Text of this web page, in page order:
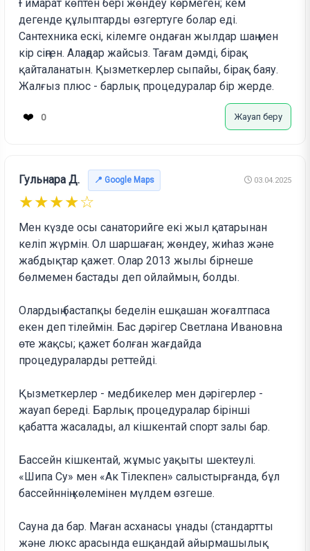
Ғимарат көптен бері жөндеу көрмеген; кем
дегенде құлыптарды өзгертуге болар еді.
Сантехника ескі, кілемге ондаған жылдар шаң мен
кір сіңген. Алаңдар жайсыз. Тағам дәмді, бірақ
қайталанатын. Қызметкерлер сыпайы, бірақ баяу.
Жалғыз плюс - барлық процедуралар бір жерде.
❤️ 0 Жауап беру
Гульнара Д. 📍 Google Maps 03.04.2025
★★★★☆
Мен күзде осы санаторийге екі жыл қатарынан
келіп жүрмін. Ол шаршаған; жөндеу, жиһаз және
жабдықтар қажет. Олар 2013 жылы бірнеше
бөлмемен бастады деп ойлаймын, болды.
Олардың бастапқы беделін ешқашан жоғалтпаса
екен деп тілеймін. Бас дәрігер Светлана Ивановна
өте жақсы; қажет болған жағдайда
процедураларды реттейді.
Қызметкерлер - медбикелер мен дәрігерлер -
жауап береді. Барлық процедуралар бірінші
қабатта жасалады, ал кішкентай спорт залы бар.
Бассейн кішкентай, жұмыс уақыты шектеулі.
«Шипа Су» мен «Ак Тілекпен» салыстырғанда, бұл
бассейннің көлемінен мүлдем өзгеше.
Сауна да бар. Маған асханасы ұнады (стандартты
және люкс арасында ешқандай айырмашылық